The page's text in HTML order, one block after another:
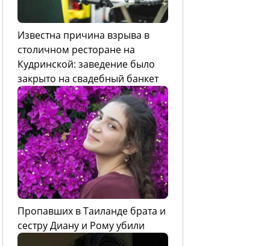
Известна причина взрыва в
столичном ресторане на
Кудринской: заведение было
закрыто на свадебный банкет
Пропавших в Таиланде брата и
сестру Диану и Рому убили